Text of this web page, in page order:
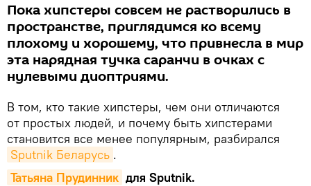
Пока хипстеры совсем не растворились в
пространстве, приглядимся ко всему
плохому и хорошему, что привнесла в мир
эта нарядная тучка саранчи в очках с
нулевыми диоптриями.
В том, кто такие хипстеры, чем они отличаются
от простых людей, и почему быть хипстерами
становится все менее популярным, разбирался
Sputnik Беларусь .
Татьяна Прудинник для Sputnik.